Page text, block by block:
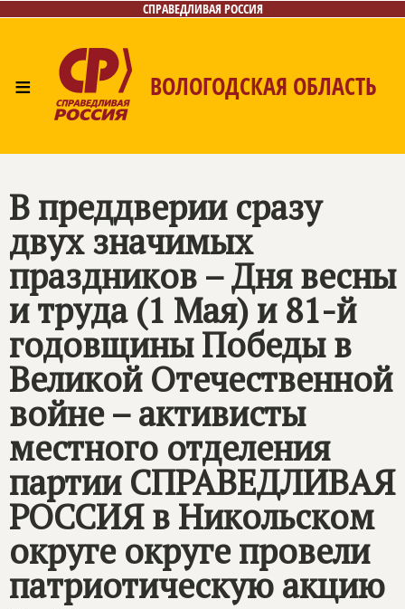
СПРАВЕДЛИВАЯ РОССИЯ
≡ ВОЛОГОДСКАЯ ОБЛАСТЬ
В преддверии сразу
двух значимых
праздников – Дня весны
и труда (1 Мая) и 81-й
годовщины Победы в
Великой Отечественной
войне – активисты
местного отделения
партии СПРАВЕДЛИВАЯ
РОССИЯв Никольском
округе округе провели
патриотическую акцию